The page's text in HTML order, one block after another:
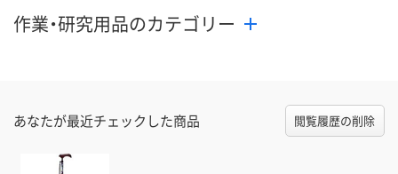
作業・研究用品のカテゴリー
あなたが最近チェックした商品 閲覧履歴の削除